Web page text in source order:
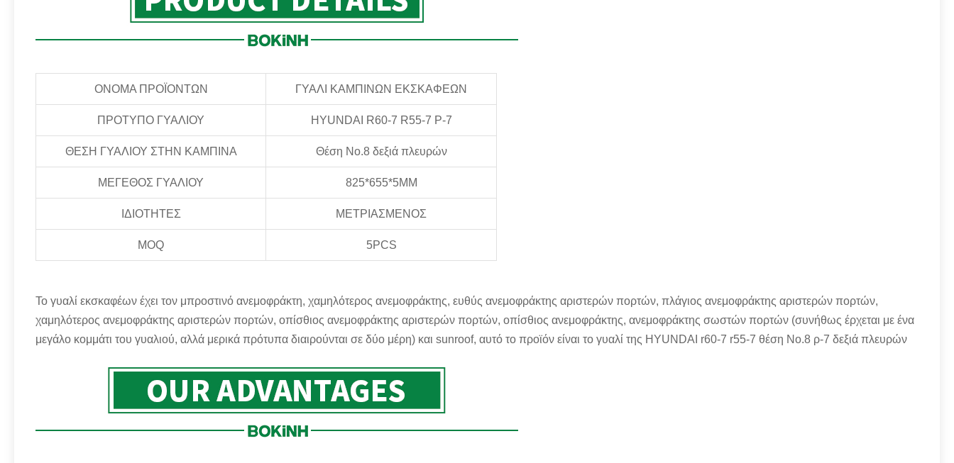
ΟΝΟΜΑ ΠΡΟΪΟΝΤΩΝ ΓΥΑΛΙ ΚΑΜΠΙΝΩΝ ΕΚΣΚΑΦΕΩΝ
ΠΡΟΤΥΠΟ ΓΥΑΛΙΟΥ HYUNDAI R60-7 R55-7 Ρ-7
ΘΕΣΗ ΓΥΑΛΙΟΥ ΣΤΗΝ ΚΑΜΠΙΝΑ Θέση No.8 δεξιά πλευρών
ΜΕΓΕΘΟΣ ΓΥΑΛΙΟΥ 825*655*5MM
ΙΔΙΟΤΗΤΕΣ ΜΕΤΡΙΑΣΜΕΝΟΣ
MOQ 5PCS
Το γυαλί εκσκαφέων έχει τον μπροστινό ανεμοφράκτη, χαμηλότερος ανεμοφράκτης, ευθύς ανεμοφράκτης αριστερών πορτών, πλάγιος ανεμοφράκτης αριστερών πορτών,
χαμηλότερος ανεμοφράκτης αριστερών πορτών, οπίσθιος ανεμοφράκτης αριστερών πορτών, οπίσθιος ανεμοφράκτης, ανεμοφράκτης σωστών πορτών (συνήθως έρχεται με ένα
μεγάλο κομμάτι του γυαλιού, αλλά μερικά πρότυπα διαιρούνται σε δύο μέρη) και sunroof, αυτό το προϊόν είναι το γυαλί της HYUNDAI r60-7 r55-7 θέση No.8 ρ-7 δεξιά πλευρών